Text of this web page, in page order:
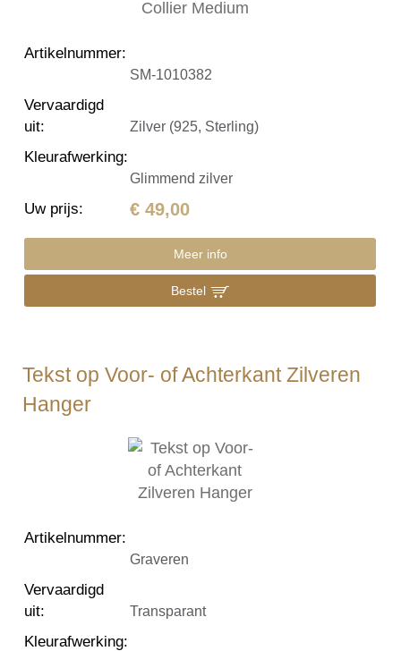
Artikelnummer:
SM-1010382
Vervaardigd
uit: Zilver (925, Sterling)
Kleurafwerking:
Glimmend zilver
Uw prijs: € 49,00
Meer info
Bestel
Tekst op Voor- of Achterkant Zilveren
Hanger
Artikelnummer:
Graveren
Vervaardigd
uit: Transparant
Kleurafwerking: